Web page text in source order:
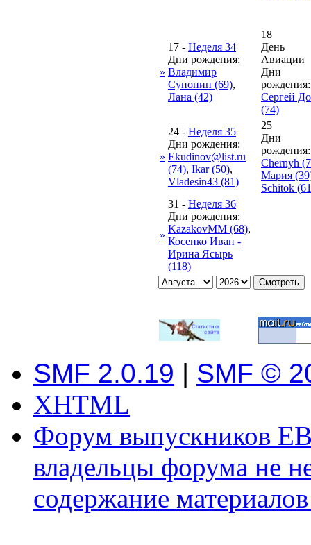
»
17 - Неделя 34
Дни рождения:
Владимир
Супонин (69),
Лана (42)
18
День
Авиации
Дни
рождения:
Сергей
(74)
»
24 - Неделя 35
Дни рождения:
Ekudinov@list.ru
(74), Ikar (50),
Vladesin43 (81)
25
Дни
рождения:
Chernyh
Мария
Schitok
»
31 - Неделя 36
Дни рождения:
KazakovMM (68),
Косенко Иван -
Ирина Ясырь
(118)
SMF 2.0.19 | SMF ©
XHTML
Форум выпускников
владельцы форума не
содержание